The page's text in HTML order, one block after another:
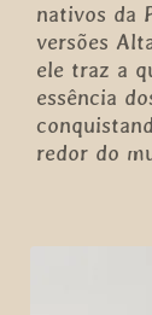
nativos da
versões
ele traz a
essência
redor do